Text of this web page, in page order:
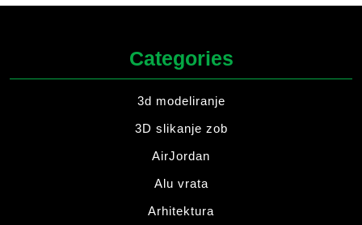
Categories
3d modeliranje
3D slikanje zob
AirJordan
Alu vrata
Arhitektura